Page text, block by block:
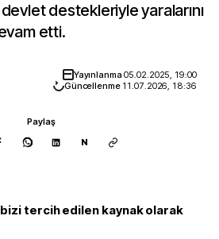
destekleriyle yaralarını
etti.
Yayınlanma05.02.2025, 19:00
Güncellenme 11.07.2026, 18:36
Paylaş
N
tercih edilen kaynak olarak